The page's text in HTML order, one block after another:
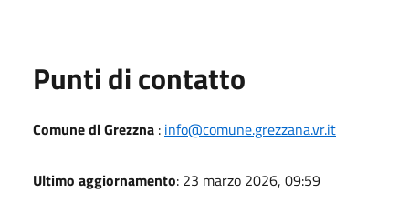
Punti di contatto
Comune di Grezzna : info@comune.grezzana.vr.it
Ultimo aggiornamento: 23 marzo 2026, 09:59